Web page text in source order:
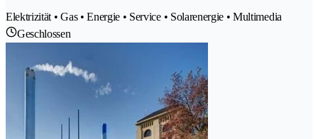
Elektrizität • Gas • Energie • Service • Solarenergie • Multimedia
Geschlossen